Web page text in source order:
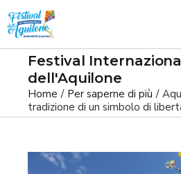
Festival
dell'Aquilone
Home Per saperne di più
tradizione di un simbolo di